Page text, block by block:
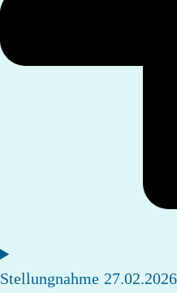
Stellungnahme